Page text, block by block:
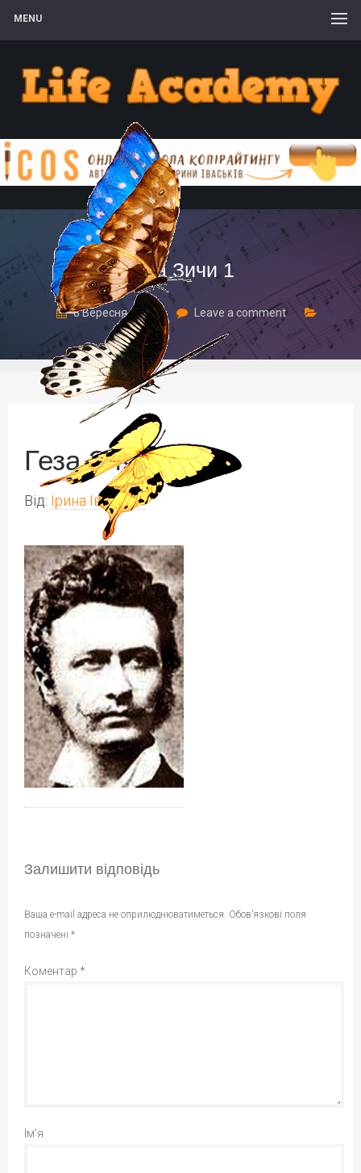
MENU
Геза Зичи 1
8 Вересня, 2017 Leave a comment
Геза Зичи 1
Від: Ірина Іваськів
Залишити відповідь
Ваша e-mail адреса не оприлюднюватиметься. Обов’язкові поля
позначені *
Коментар *
Ім'я